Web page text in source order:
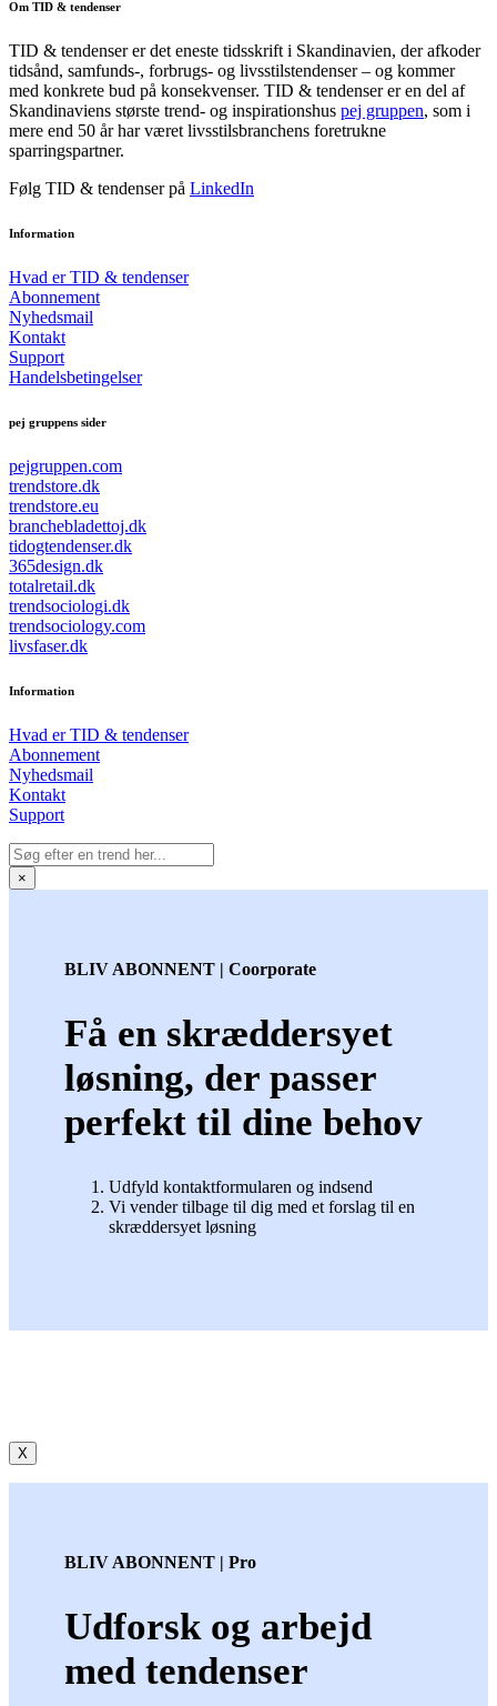
Om TID & tendenser
TID & tendenser er det eneste tidsskrift i Skandinavien, der afkoder
tidsånd, samfunds-, forbrugs- og livsstilstendenser – og kommer
med konkrete bud på konsekvenser. TID & tendenser er en del af
Skandinaviens største trend- og inspirationshus pej gruppen, som i
mere end 50 år har været livsstilsbranchens foretrukne
sparringspartner.
Følg TID & tendenser på LinkedIn
Information
Hvad er TID & tendenser
Abonnement
Nyhedsmail
Kontakt
Support
Handelsbetingelser
pej gruppens sider
pejgruppen.com
trendstore.dk
trendstore.eu
branchebladettoj.dk
tidogtendenser.dk
365design.dk
totalretail.dk
trendsociologi.dk
trendsociology.com
livsfaser.dk
Information
Hvad er TID & tendenser
Abonnement
Nyhedsmail
Kontakt
Support
×
BLIV ABONNENT | Coorporate
Få en skræddersyet
løsning, der passer
perfekt til dine behov
Udfyld kontaktformularen og indsend
Vi vender tilbage til dig med et forslag til en
skræddersyet løsning
X
BLIV ABONNENT | Pro
Udforsk og arbejd
med tendenser